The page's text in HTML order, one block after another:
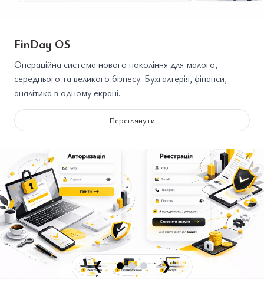
FinDay OS
Операційна система нового покоління для малого,
середнього та великого бізнесу. Бухгалтерія, фінанси,
аналітика в одному екрані.
Переглянути
❮ ❯